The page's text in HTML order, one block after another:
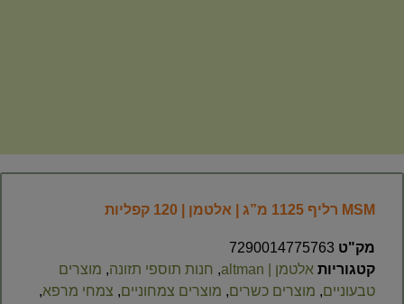
MSM רליף 1125 מ”ג | אלטמן | 120 קפליות
מק"ט 7290014775763
קטגוריות אלטמן | altman , חנות תוספי תזונה, מוצרים
טבעוניים, מוצרים כשרים, מוצרים צמחוניים, צמחי מרפא,